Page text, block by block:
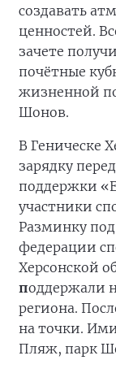
создавать
ценностей.
зачете
почётные
жизненной
Шонов.
В Геническе
зарядку
поддержки
участники
Разминку
федерации
Херсонской
поддержали
региона.
на точки.
Пляж, парк